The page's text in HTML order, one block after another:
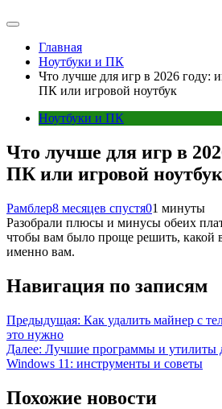
Главная
Ноутбуки и ПК
Что лучше для игр в 2026 году:
ПК или игровой ноутбук
Ноутбуки и ПК
Что лучше для игр в
ПК или игровой ноутбук
Рамблер8 месяцев спустя01 минуты
Разобрали плюсы и минусы обеих
чтобы вам было проще решить, какой
именно вам.
Навигация по записям
Предыдущая: Как удалить майнер с
это нужно
Далее: Лучшие программы и утилиты
Windows 11: инструменты и советы
Похожие новости